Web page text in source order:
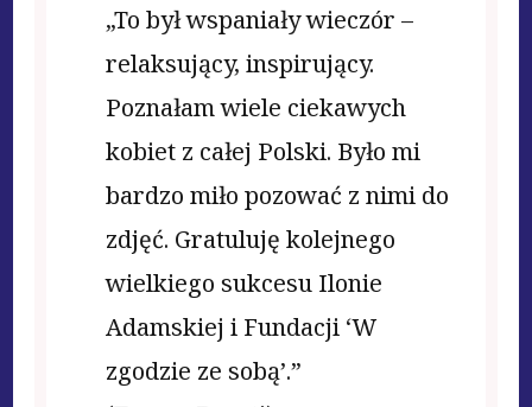
„To był wspaniały wieczór –
relaksujący, inspirujący.
Poznałam wiele ciekawych
kobiet z całej Polski. Było mi
bardzo miło pozować z nimi do
zdjęć. Gratuluję kolejnego
wielkiego sukcesu Ilonie
Adamskiej i Fundacji ‘W
zgodzie ze sobą’.”